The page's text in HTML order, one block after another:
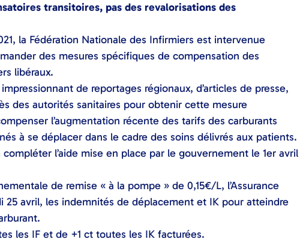
transitoires, pas des revalorisations des
la Fédération Nationale des Infirmiers est intervenue
des mesures spécifiques de compensation des
libéraux.
de reportages régionaux, d’articles de presse,
des autorités sanitaires pour obtenir cette mesure
l’augmentation récente des tarifs des carburants
à se déplacer dans le cadre des soins délivrés aux patients.
l’aide mise en place par le gouvernement le 1er avril
de remise « à la pompe » de 0,15€/L, l’Assurance
25 avril, les indemnités de déplacement et IK pour atteindre
les IF et de +1 ct toutes les IK facturées.